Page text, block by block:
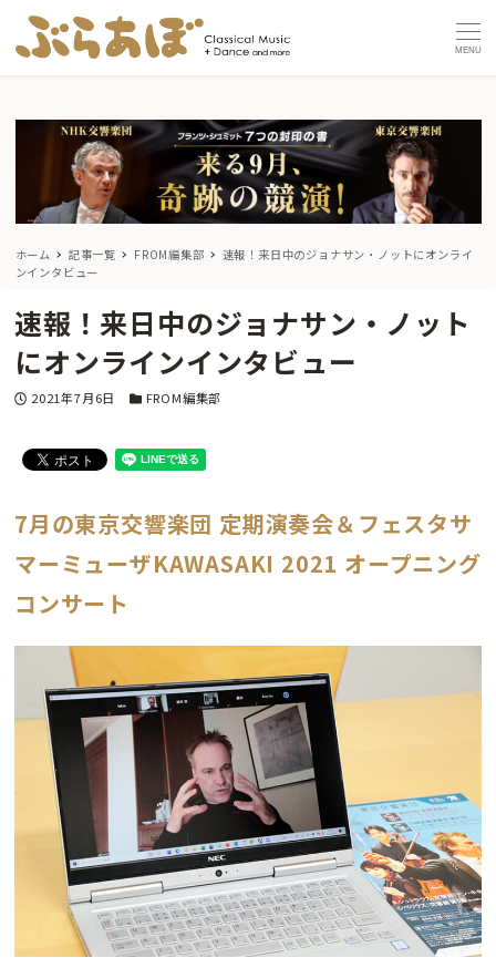
MENU
ホーム 記事一覧 FROM編集部
速報！来日中のジョナサン・ノットにオンライ
ンインタビュー
速報！来日中のジョナサン・ノット
にオンラインインタビュー
投稿日
2021年7月6日 カテゴリー
FROM編集部
7月の東京交響楽団 定期演奏会＆フェスタサ
マーミューザKAWASAKI 2021 オープニング
コンサート